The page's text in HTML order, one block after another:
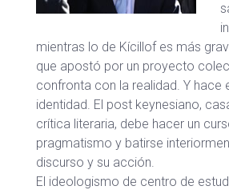
mientras lo de Kícillof es más
que apostó por un proyecto
confronta con la realidad. Y hace
identidad. El post keynesiano,
crítica literaria, debe hacer un
pragmatismo y batirse
discurso y su acción.
El ideologismo de centro de